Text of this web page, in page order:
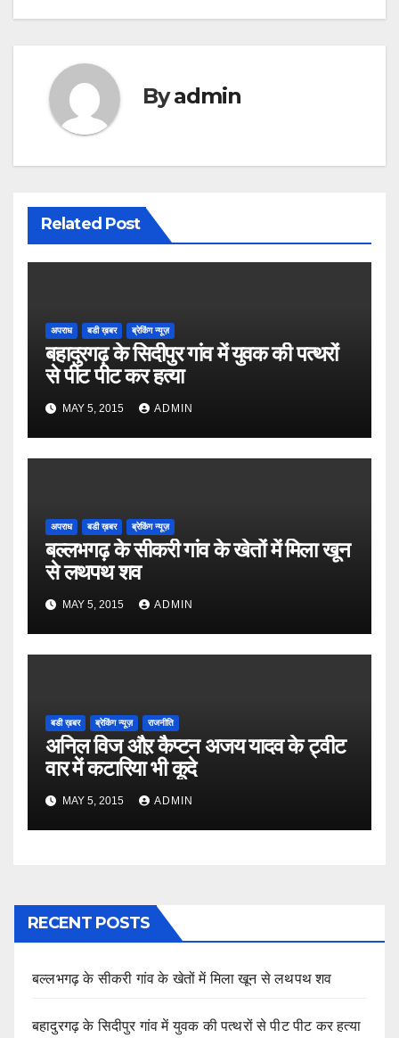
Byadmin
Related Post
अपराध बडी ख़बर ब्रेकिंग न्यूज़
बहादुरगढ़ के सिदीपुर गांव में युवक की पत्थरों
से पीट पीट कर हत्या
MAY 5, 2015 ADMIN
अपराध बडी ख़बर ब्रेकिंग न्यूज़
बल्लभगढ़ के सीकरी गांव के खेतों में मिला खून
से लथपथ शव
MAY 5, 2015 ADMIN
बडी ख़बर ब्रेकिंग न्यूज़ राजनीति
अनिल विज औऱ कैप्टन अजय यादव के ट्वीट
वार में कटारिया भी कूदे
MAY 5, 2015 ADMIN
RECENT POSTS
बल्लभगढ़ के सीकरी गांव के खेतों में मिला खून से लथपथ शव
बहादुरगढ़ के सिदीपुर गांव में युवक की पत्थरों से पीट पीट कर हत्या